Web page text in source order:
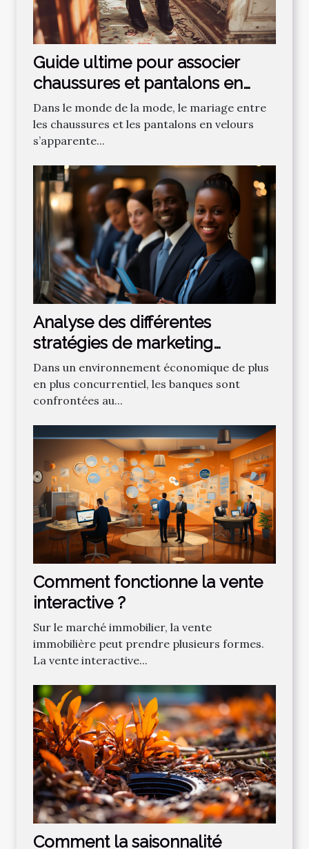
Guide ultime pour associer
chaussures et pantalons en
velours
Dans le monde de la mode, le mariage entre
les chaussures et les pantalons en velours
s’apparente...
Analyse des différentes
stratégies de marketing
bancaire pour attirer de
nouveaux clients
Dans un environnement économique de plus
en plus concurrentiel, les banques sont
confrontées au...
Comment fonctionne la vente
interactive ?
Sur le marché immobilier, la vente
immobilière peut prendre plusieurs formes.
La vente interactive...
Comment la saisonnalité